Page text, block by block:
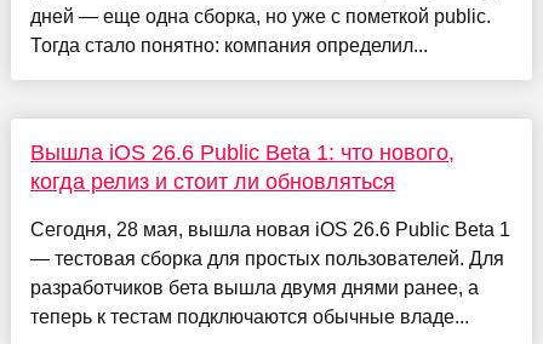
дней — еще одна сборка, но уже с пометкой public.
Тогда стало понятно: компания определил...
Вышла iOS 26.6 Public Beta 1: что нового,
когда релиз и стоит ли обновляться
Сегодня, 28 мая, вышла новая iOS 26.6 Public Beta 1
— тестовая сборка для простых пользователей. Для
разработчиков бета вышла двумя днями ранее, а
теперь к тестам подключаются обычные владе...